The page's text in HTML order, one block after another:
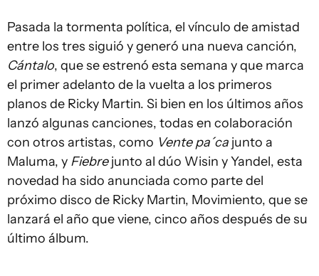
Pasada la tormenta política, el vínculo de amistad
entre los tres siguió y generó una nueva canción,
Cántalo, que se estrenó esta semana y que marca
el primer adelanto de la vuelta a los primeros
planos de Ricky Martin. Si bien en los últimos años
lanzó algunas canciones, todas en colaboración
con otros artistas, como Vente pa´ca junto a
Maluma, y Fiebrejunto al dúo Wisin y Yandel, esta
novedad ha sido anunciada como parte del
próximo disco de Ricky Martin, Movimiento, que se
lanzará el año que viene, cinco años después de su
último álbum.